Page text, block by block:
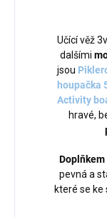
Učící věž
dalšími
jsou
houpačka
Activity
hravé,
pevná a
které se